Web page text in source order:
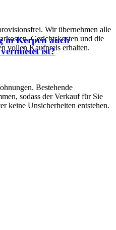
Wir übernehmen alle
Gerichtskosten und die
vollen Kaufpreis erhalten.
in Kerpen auch
ist?
Bestehende
sodass der Verkauf für Sie
keine Unsicherheiten entstehen.